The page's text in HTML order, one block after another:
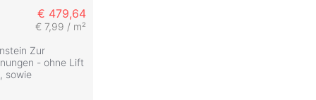
€ 479,64
€ 7,99 / m²
Zur
- ohne Lift
sowie